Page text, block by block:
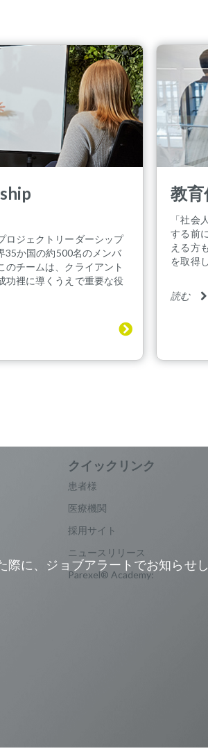
ロジェクトリーダーシップ
35か国の約500名のメンバ
のチームは、クライアント
功裡に導くうえで重要な役
教
「社会
する前
える方
を取得
読む
に、ジョブアラートでお知らせ
患者様
医療機関
採用サイト
ニュースリリース
Parexel® Academy: